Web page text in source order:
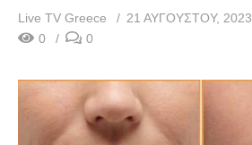
Live TV Greece
21 ΑΥΓΟΎΣΤΟΥ, 2023
0
0